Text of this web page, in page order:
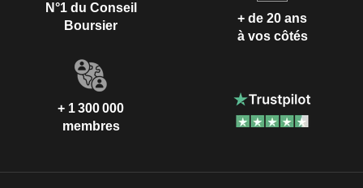
N°1 du Conseil
Boursier
+ de 20 ans
à vos côtés
+ 1 300 000
membres